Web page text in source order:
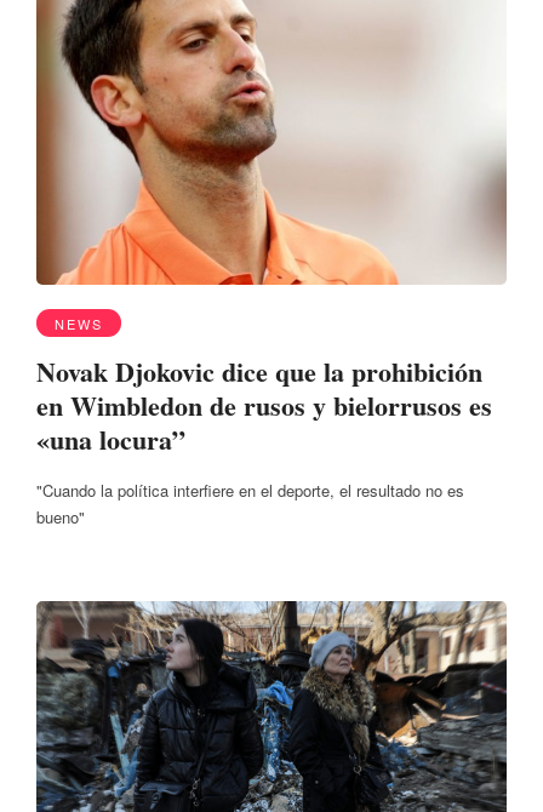
NEWS
Novak Djokovic dice que la prohibición
en Wimbledon de rusos y bielorrusos es
«una locura”
"Cuando la política interfiere en el deporte, el resultado no es
bueno"